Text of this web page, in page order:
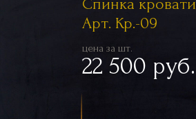
Спинка кровати
Арт. Кр.-09
цена за шт.
22 500 руб.